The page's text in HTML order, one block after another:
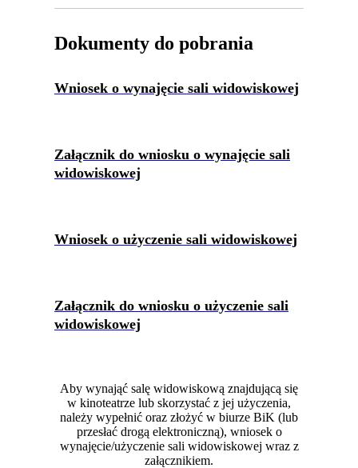
Dokumenty do pobrania
Wniosek o wynajęcie sali widowiskowej
Załącznik do wniosku o wynajęcie sali
widowiskowej
Wniosek o użyczenie sali widowiskowej
Załącznik do wniosku o użyczenie sali
widowiskowej
Aby wynająć salę widowiskową znajdującą się
w kinoteatrze lub skorzystać z jej użyczenia,
należy wypełnić oraz złożyć w biurze BiK (lub
przesłać drogą elektroniczną), wniosek o
wynajęcie/użyczenie sali widowiskowej wraz z
załącznikiem.